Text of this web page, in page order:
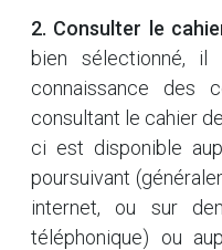
2. Consulter le
bien sélectionné,
connaissance des
consultant le cahier
ci est disponible
poursuivant
internet, ou sur
téléphonique) ou